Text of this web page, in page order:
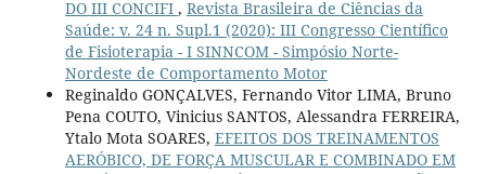
DO III CONCIFI , Revista Brasileira de Ciências da
Saúde: v. 24 n. Supl.1 (2020): III Congresso Científico
de Fisioterapia - I SINNCOM - Simpósio Norte-
Nordeste de Comportamento Motor
Reginaldo GONÇALVES, Fernando Vitor LIMA, Bruno
Pena COUTO, Vinicius SANTOS, Alessandra FERREIRA,
Ytalo Mota SOARES, EFEITOS DOS TREINAMENTOS
AERÓBICO, DE FORÇA MUSCULAR E COMBINADO EM